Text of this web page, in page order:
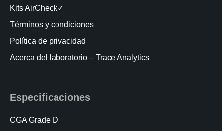
Kits AirCheck✓
Términos y condiciones
Política de privacidad
Acerca del laboratorio – Trace Analytics
Especificaciones
CGA Grade D